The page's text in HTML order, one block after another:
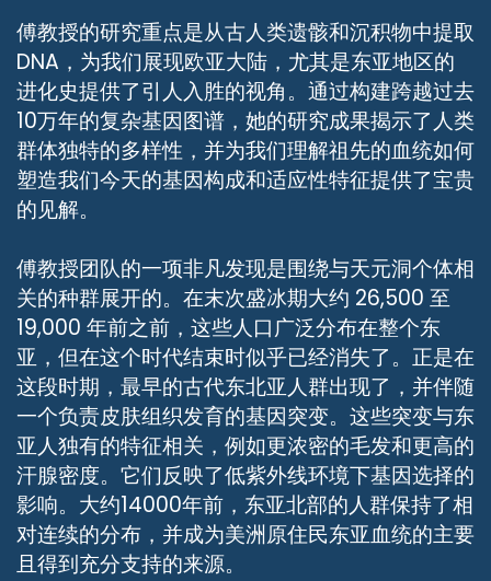
傅教授的研究重点是从古人类遗骸和沉积物中提取
DNA，为我们展现欧亚大陆，尤其是东亚地区的
进化史提供了引人入胜的视角。通过构建跨越过去
10万年的复杂基因图谱，她的研究成果揭示了人类
群体独特的多样性，并为我们理解祖先的血统如何
塑造我们今天的基因构成和适应性特征提供了宝贵
的见解。
傅教授团队的一项非凡发现是围绕与天元洞个体相
关的种群展开的。在末次盛冰期大约 26,500 至
19,000 年前之前，这些人口广泛分布在整个东
亚，但在这个时代结束时似乎已经消失了。正是在
这段时期，最早的古代东北亚人群出现了，并伴随
一个负责皮肤组织发育的基因突变。这些突变与东
亚人独有的特征相关，例如更浓密的毛发和更高的
汗腺密度。它们反映了低紫外线环境下基因选择的
影响。大约14000年前，东亚北部的人群保持了相
对连续的分布，并成为美洲原住民东亚血统的主要
且得到充分支持的来源。